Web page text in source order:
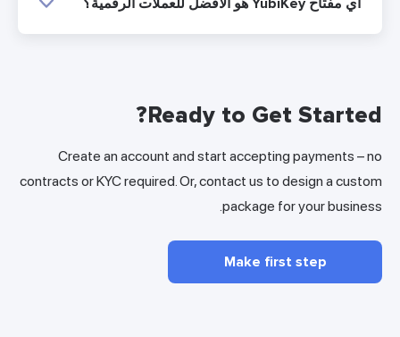
أي مفتاح YubiKey هو الأفضل للعملات الرقمية؟
Ready to Get Started?
Create an account and start accepting payments – no
contracts or KYC required. Or, contact us to design a custom
package for your business.
Make first step